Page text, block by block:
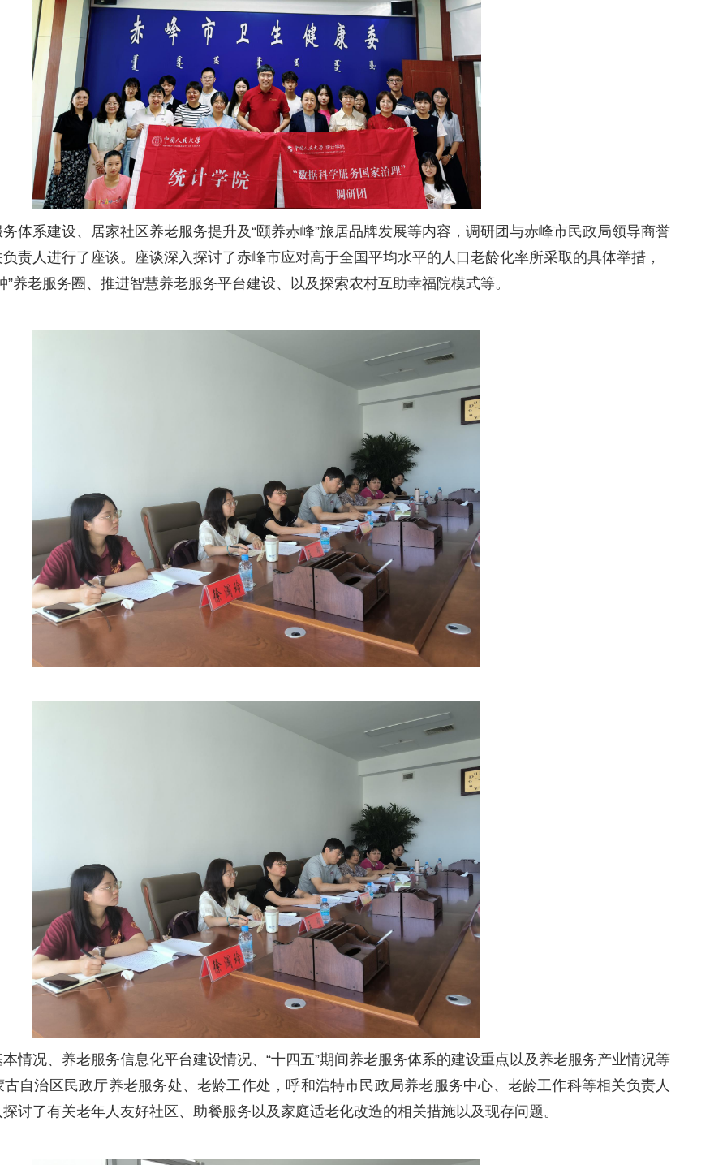
体系建设、居家社区养老服务提升及“颐养赤峰”旅居品牌发展等内容，调研团与赤峰市民政局领导商誉
责人进行了座谈。座谈深入探讨了赤峰市应对高于全国平均水平的人口老龄化率所采取的具体举措，
”养老服务圈、推进智慧养老服务平台建设、以及探索农村互助幸福院模式等。
情况、养老服务信息化平台建设情况、“十四五”期间养老服务体系的建设重点以及养老服务产业情况等
自治区民政厅养老服务处、老龄工作处，呼和浩特市民政局养老服务中心、老龄工作科等相关负责人
讨了有关老年人友好社区、助餐服务以及家庭适老化改造的相关措施以及现存问题。